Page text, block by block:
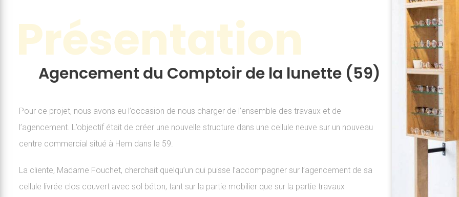
Présentation
Agencement du Comptoir de la lunette (59)
Pour ce projet, nous avons eu l’occasion de nous charger de l’ensemble des travaux et de
l’agencement. L’objectif était de créer une nouvelle structure dans une cellule neuve sur un nouveau
centre commercial situé à Hem dans le 59.
La cliente, Madame Fouchet, cherchait quelqu’un qui puisse l’accompagner sur l’agencement de sa
cellule livrée clos couvert avec sol béton, tant sur la partie mobilier que sur la partie travaux